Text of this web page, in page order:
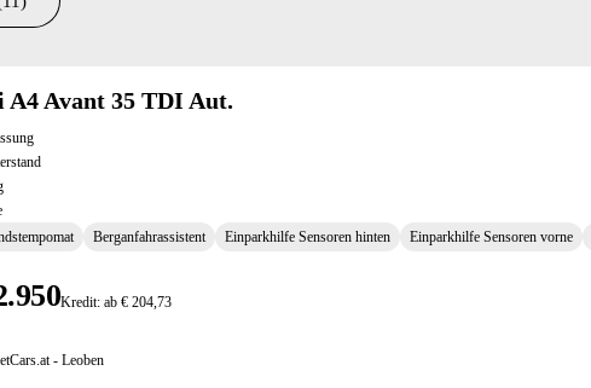
A4 Avant 35 TDI Aut.
Berganfahrassistent Einparkhilfe Sensoren hinten Einparkhilfe Sensoren vorne
Kredit: ab € 204,73
- Leoben